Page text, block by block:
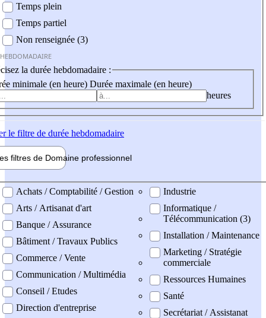
Temps plein
Temps partiel
Non renseignée (3)
la durée hebdomadaire :
minimale (en heure) Durée maximale (en heure)
heures
le filtre de durée hebdomadaire
filtres de Domaine professionnel
professionel
Achats / Comptabilité / Gestion
Arts / Artisanat d'art
Banque / Assurance
Bâtiment / Travaux Publics
Commerce / Vente
Communication / Multimédia
Conseil / Etudes
Direction d'entreprise
Industrie
Informatique /
Télécommunication (3)
Installation / Maintenance
Marketing / Stratégie
commerciale
Ressources Humaines
Santé
Secrétariat / Assistanat